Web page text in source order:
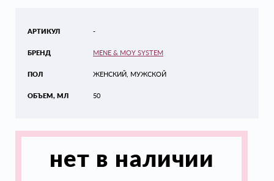
АРТИКУЛ
БРЕНД
ПОЛ
ОБЪЕМ, МЛ
-
MENE & MOY SYSTEM
ЖЕНСКИЙ, МУЖСКОЙ
50
нет в наличии